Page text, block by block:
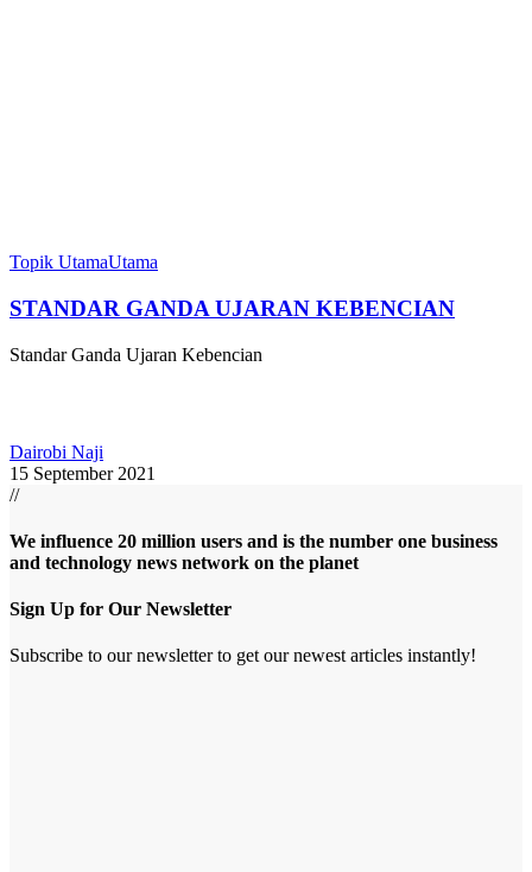
Topik UtamaUtama
STANDAR GANDA UJARAN KEBENCIAN
Standar Ganda Ujaran Kebencian
Dairobi Naji
15 September 2021
//
We influence 20 million users and is the number one business
and technology news network on the planet
Sign Up for Our Newsletter
Subscribe to our newsletter to get our newest articles instantly!